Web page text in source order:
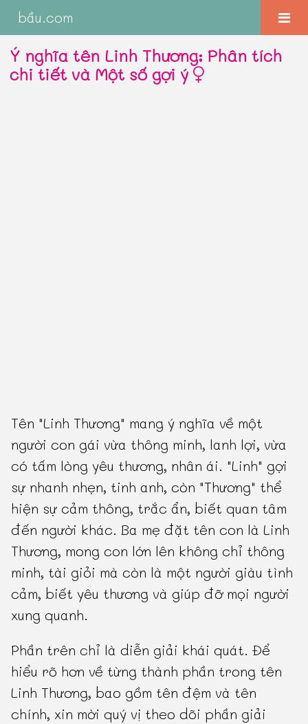
bầu.com
Ý nghĩa tên Linh Thương: Phân tích
chi tiết và Một số gợi ý
Tên "Linh Thương" mang ý nghĩa về một
người con gái vừa thông minh, lanh lợi, vừa
có tấm lòng yêu thương, nhân ái. "Linh" gợi
sự nhanh nhẹn, tinh anh, còn "Thương" thể
hiện sự cảm thông, trắc ẩn, biết quan tâm
đến người khác. Ba mẹ đặt tên con là Linh
Thương, mong con lớn lên không chỉ thông
minh, tài giỏi mà còn là một người giàu tình
cảm, biết yêu thương và giúp đỡ mọi người
xung quanh.
Phần trên chỉ là diễn giải khái quát. Để
hiểu rõ hơn về từng thành phần trong tên
Linh Thương, bao gồm tên đệm và tên
chính, xin mời quý vị theo dõi phần giải